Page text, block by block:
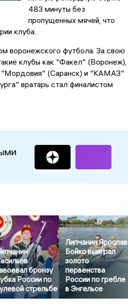
483 минуты без
пропущенных мячей, что
клуба.
воронежского футбола. За свою
клубы как "Факел" (Воронеж),
"Мордовия" (Саранск) и "КАМАЗ"
вратарь стал финалистом
бронзу
России по
стрельбе
Липчанин Ярослав
Бойко выиграл
золото
первенства
России по гребле
в Энгельсе